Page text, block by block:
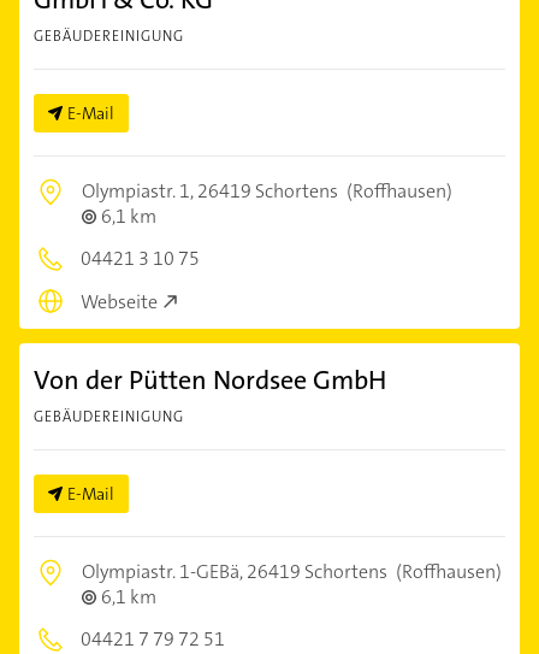
GEBÄUDEREINIGUNG
E-Mail
Olympiastr. 1,26419 Schortens (Roffhausen)
6,1 km
04421 3 10 75
Webseite
Von der Pütten Nordsee GmbH
GEBÄUDEREINIGUNG
E-Mail
Olympiastr. 1-GEBä,26419 Schortens (Roffhausen)
6,1 km
04421 7 79 72 51